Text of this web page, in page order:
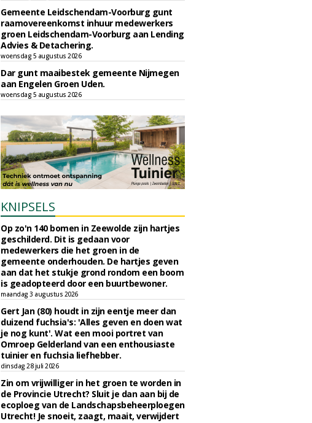
Gemeente Leidschendam-Voorburg gunt
raamovereenkomst inhuur medewerkers
groen Leidschendam-Voorburg aan Lending
Advies & Detachering.
woensdag 5 augustus 2026
Dar gunt maaibestek gemeente Nijmegen
aan Engelen Groen Uden.
woensdag 5 augustus 2026
KNIPSELS
Op zo'n 140 bomen in Zeewolde zijn hartjes
geschilderd. Dit is gedaan voor
medewerkers die het groen in de
gemeente onderhouden. De hartjes geven
aan dat het stukje grond rondom een boom
is geadopteerd door een buurtbewoner.
maandag 3 augustus 2026
Gert Jan (80) houdt in zijn eentje meer dan
duizend fuchsia's: 'Alles geven en doen wat
je nog kunt'. Wat een mooi portret van
Omroep Gelderland van een enthousiaste
tuinier en fuchsia liefhebber.
dinsdag 28 juli 2026
Zin om vrijwilliger in het groen te worden in
de Provincie Utrecht? Sluit je dan aan bij de
ecoploeg van de Landschapsbeheerploegen
Utrecht! Je snoeit, zaagt, maait, verwijdert